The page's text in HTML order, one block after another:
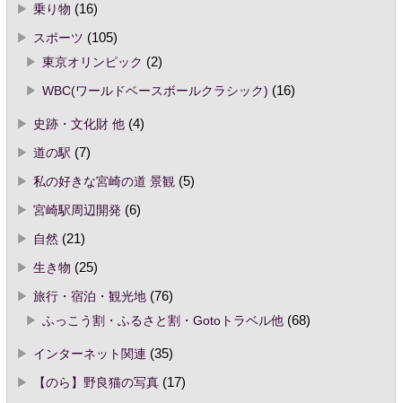
乗り物 (16)
スポーツ (105)
東京オリンピック (2)
WBC(ワールドベースボールクラシック) (16)
史跡・文化財 他(4)
道の駅 (7)
私の好きな宮崎の道 景観 (5)
宮崎駅周辺開発(6)
自然 (21)
生き物 (25)
旅行・宿泊・観光地(76)
ふっこう割・ふるさと割・Gotoトラベル他(68)
インターネット関連 (35)
【のら】野良猫の写真(17)